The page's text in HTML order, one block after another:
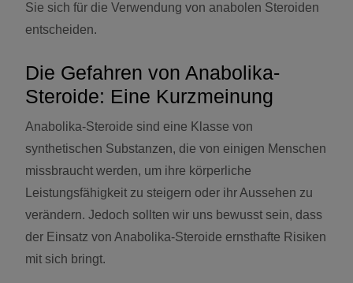
Sie sich für die Verwendung von anabolen Steroiden
entscheiden.
Die Gefahren von Anabolika-
Steroide: Eine Kurzmeinung
Anabolika-Steroide sind eine Klasse von
synthetischen Substanzen, die von einigen Menschen
missbraucht werden, um ihre körperliche
Leistungsfähigkeit zu steigern oder ihr Aussehen zu
verändern. Jedoch sollten wir uns bewusst sein, dass
der Einsatz von Anabolika-Steroide ernsthafte Risiken
mit sich bringt.